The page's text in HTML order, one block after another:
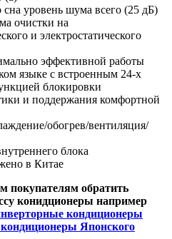
уровень шума всего (25 дБ)
очистки на
и электростатического
эффективной работы
языке с встроенным 24-х
блокировки
и поддержания комфортной
обогрев/вентиляция/
блока
в Китае
покупателям обратить
конидционеры например
кондиционеры
Японского